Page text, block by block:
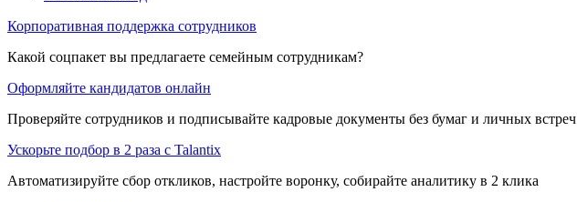
Корпоративная поддержка сотрудников
Какой соцпакет вы предлагаете семейным сотрудникам?
Оформляйте кандидатов онлайн
Проверяйте сотрудников и подписывайте кадровые документы без бумаг и личных встреч
Ускорьте подбор в 2 раза с Talantix
Автоматизируйте сбор откликов, настройте воронку, собирайте аналитику в 2 клика